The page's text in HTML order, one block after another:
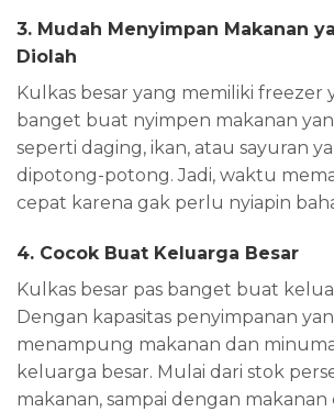
3. Mudah Menyimpan Makanan
Diolah
Kulkas besar yang memiliki freezer
banget buat nyimpen makanan
seperti daging, ikan, atau sayuran
dipotong-potong. Jadi, waktu
cepat karena gak perlu nyiapin
4. Cocok Buat Keluarga Besar
Kulkas besar pas banget buat
Dengan kapasitas penyimpanan
menampung makanan dan
keluarga besar. Mulai dari stok
makanan, sampai dengan